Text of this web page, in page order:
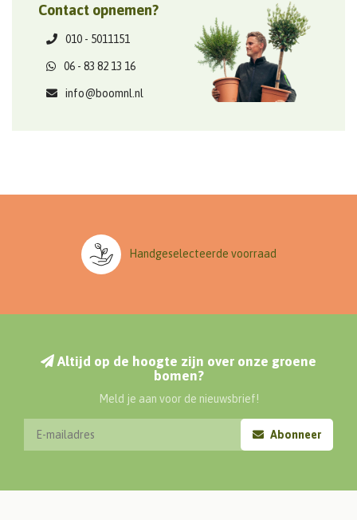
Contact opnemen?
010 - 5011151
06 - 83 82 13 16
info@boomnl.nl
Handgeselecteerde voorraad
Altijd op de hoogte zijn over onze groene
bomen?
Meld je aan voor de nieuwsbrief!
Abonneer